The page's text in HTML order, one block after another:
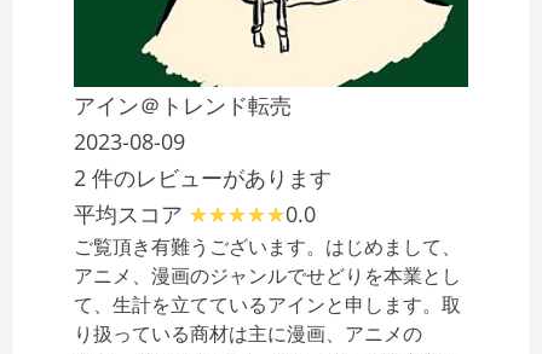
アイン＠トレンド転売
2023-08-09
2 件のレビューがあります
平均スコア
0.0
ご覧頂き有難うございます。はじめまして、
アニメ、漫画のジャンルでせどりを本業とし
て、生計を立てているアインと申します。取
り扱っている商材は主に漫画、アニメの